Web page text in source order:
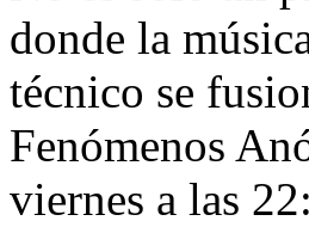
donde la
técnico se
Fenómenos
viernes a las